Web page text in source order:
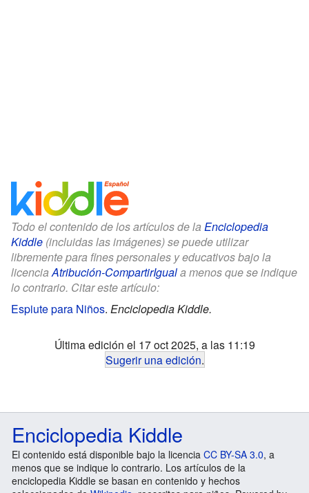
Todo el contenido de los artículos de la Enciclopedia
Kiddle (incluidas las imágenes) se puede utilizar
libremente para fines personales y educativos bajo la
licenciaAtribución-CompartirIguala menos que se indique
lo contrario. Citar este artículo:
Espiute para Niños. Enciclopedia Kiddle.
Última edición el 17 oct 2025, a las 11:19
Sugerir una edición.
Enciclopedia Kiddle
El contenido está disponible bajo la licencia CC BY-SA 3.0, a
menos que se indique lo contrario. Los artículos de la
enciclopedia Kiddle se basan en contenido y hechos